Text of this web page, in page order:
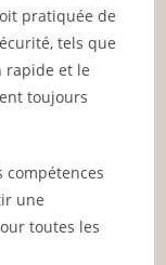
pratiquée de
tels que
rapide et le
toujours
compétences
une
toutes les